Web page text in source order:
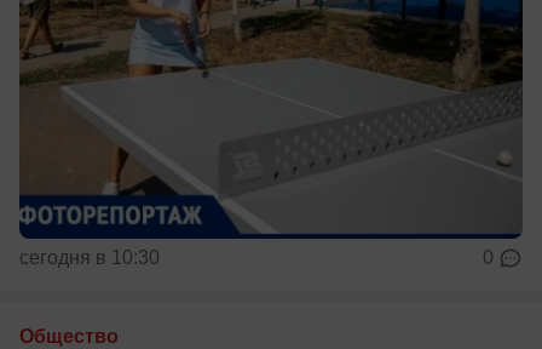
сегодня в 10:30 0
Общество